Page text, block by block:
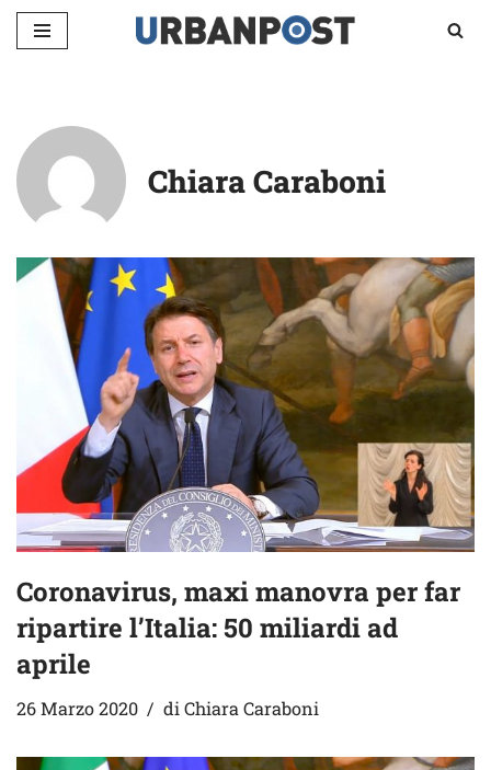
contenuto
Chiara Caraboni
Coronavirus, maxi manovra per far
ripartire l’Italia: 50 miliardi ad
aprile
26 Marzo 2020 diChiara Caraboni